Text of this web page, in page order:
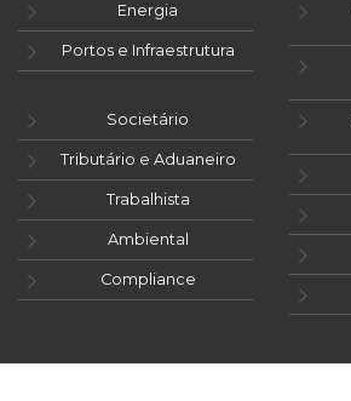
Energia
Portos e Infraestrutura
Societário
Tributário e Aduaneiro
Trabalhista
Ambiental
Compliance